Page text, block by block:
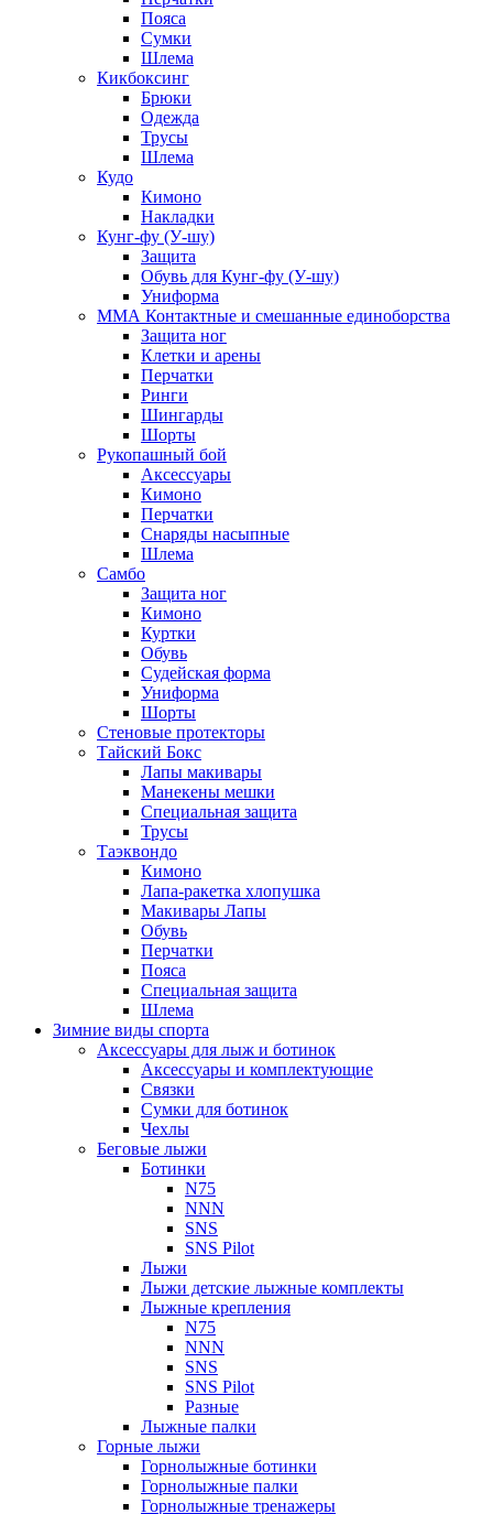
Пояса
Сумки
Шлема
Кикбоксинг
Брюки
Одежда
Трусы
Шлема
Кудо
Кимоно
Накладки
Кунг-фу (У-шу)
Защита
Обувь для Кунг-фу (У-шу)
Униформа
ММА Контактные и смешанные единоборства
Защита ног
Клетки и арены
Перчатки
Ринги
Шингарды
Шорты
Рукопашный бой
Аксессуары
Кимоно
Перчатки
Снаряды насыпные
Шлема
Самбо
Защита ног
Кимоно
Куртки
Обувь
Судейская форма
Униформа
Шорты
Стеновые протекторы
Тайский Бокс
Лапы макивары
Манекены мешки
Специальная защита
Трусы
Таэквондо
Кимоно
Лапа-ракетка хлопушка
Макивары Лапы
Обувь
Перчатки
Пояса
Специальная защита
Шлема
Зимние виды спорта
Аксессуары для лыж и ботинок
Аксессуары и комплектующие
Связки
Сумки для ботинок
Чехлы
Беговые лыжи
Ботинки
N75
NNN
SNS
SNS Pilot
Лыжи
Лыжи детские лыжные комплекты
Лыжные крепления
N75
NNN
SNS
SNS Pilot
Разные
Лыжные палки
Горные лыжи
Горнoлыжные ботинки
Горнолыжные палки
Горнолыжные тренажеры